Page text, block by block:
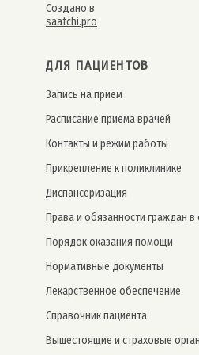
Создано в
saatchi.pro
ДЛЯ ПАЦИЕНТОВ
Запись на прием
Расписание приема врачей
Контакты и режим работы
Прикрепление к поликлинике
Дис­пансе­риза­ция
Права и обязанности граждан
Порядок оказания помощи
Нормативные документы
Лекарственное обеспечение
Справочник пациента
Вышестоящие и страховые